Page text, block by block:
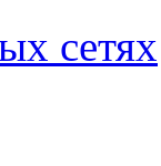
сетях